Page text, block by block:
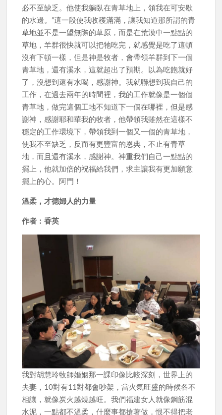
必不至缺乏。他使我躺臥在青草地上，領我在可安歇
的水邊。”這一段使我收穫滿滿，讓我知道那所謂的青
草地並不是一望無際的草原，而是在荒漠中一點點的
草地，羊群很快就可以把牠吃完，就感覺是吃了這頓
沒有下頓一樣，但是神是牧者，會帶領羊群到下一個
青草地，還有溪水，這就超出了預期。以為吃飽就好
了，沒想到還有水喝，感謝神。我就聯想到我自己的
工作，在過去兩年的時間裡，我的工作就像是一個個
青草地，做完這個工地不知道下一個在哪裡，但是感
謝神，感謝耶和華我的牧者，他帶領我雖然在這樣不
穩定的工作環境下，帶領我到一個又一個的青草地，
使我不至缺乏，反而有更豐富的恩典，不止有青草
地，而且還有溪水，感謝神。神重我們自己一點點的
擺上，他就加倍的祝福給我們，求主讓我有更加願意
擺上的心。阿門！
溫柔，才德婦人的力量
作者：香英
我對胡慧玲牧師婚姻那一課印像比較深刻，世界上的
夫妻，10對有11對都會吵架，當火氣旺盛的時候各不
相讓，就像炭火越燒越旺。我們福建女人就像鋼筋混
水泥，一點都不溫柔，什麼事都搶著做，恨不得把老